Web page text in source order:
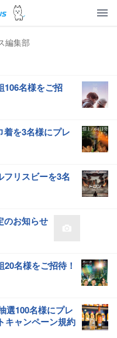
編集部
106名様をご招
を3名様にプレ
リスビーを3名
のお知らせ
名様をご招待！
選100名様にプレ
キャンペーン規約